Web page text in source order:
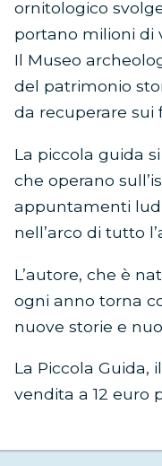
ornitologico
portano milioni di
Il Museo
del patrimonio
da recuperare sui
La piccola guida
che operano
appuntamenti
nell’arco di tutto
L’autore, che è
ogni anno torna
nuove storie e
La Piccola Guida,
vendita a 12 euro